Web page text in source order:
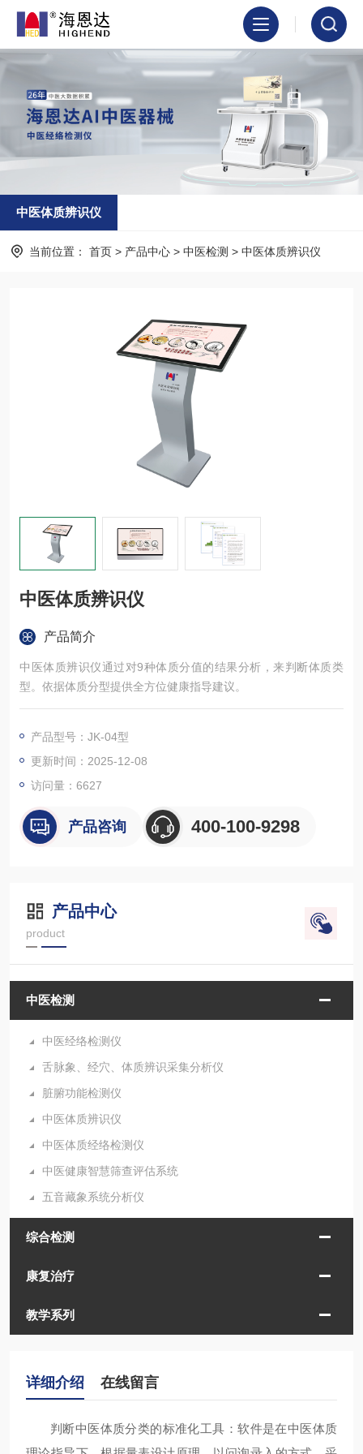
中医体质辨识仪
当前位置： 首页 > 产品中心 > 中医检测 > 中医体质辨识仪
中医体质辨识仪
产品简介
中医体质辨识仪通过对9种体质分值的结果分析，来判断体质类
型。依据体质分型提供全方位健康指导建议。
产品型号：JK-04型
更新时间：2025-12-08
访问量： 6627
产品咨询 400-100-9298
产品中心
product
中医检测
中医经络检测仪
舌脉象、经穴、体质辨识采集分析仪
脏腑功能检测仪
中医体质辨识仪
中医体质经络检测仪
中医健康智慧筛查评估系统
五音藏象系统分析仪
综合检测
康复治疗
教学系列
详细介绍 在线留言
判断中医体质分类的标准化工具：软件是在中医体质